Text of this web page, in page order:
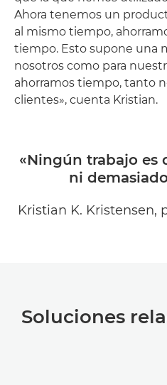
Ahora tenemos un
al mismo tiempo,
tiempo. Esto supone una
nosotros como para
ahorramos tiempo, tanto
clientes», cuenta Kristian.
«Ningún trabajo es
ni
Kristian K. Kristensen,
Soluciones